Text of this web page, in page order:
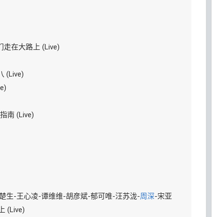
在大路上 (Live)
(Live)
南 (Live)
生-王心凌-谭维维-胡彦斌-郁可唯-汪苏泷-周深-宋亚
(Live)